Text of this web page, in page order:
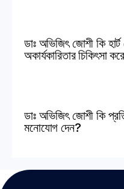
ডাঃ অভিজিৎ জোশী কি
অকার্যকারিতার চিকিৎসা
ডাঃ অভিজিৎ জোশী কি
মনোযোগ দেন?